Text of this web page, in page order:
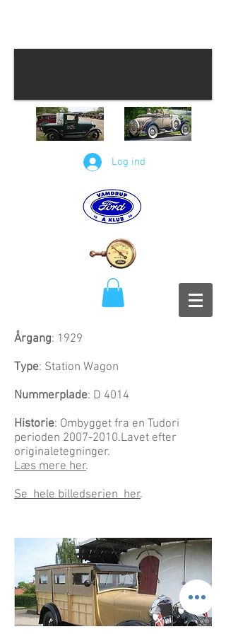
Log ind
Årgang: 1929
Type: Station Wagon
Nummerplade: D 4014
Historie: Ombygget fra en Tudori
perioden 2007-2010.Lavet efter
originaletegninger.
Læs mere her.
Se hele billedserien her.